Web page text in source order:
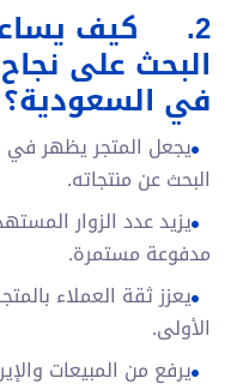
2. كيف
البحث على نجاح
في السعودية؟
يجعل المتجر يظهر
البحث عن منتجاته.
يزيد عدد الزوار
مدفوعة مستمرة.
يعزز ثقة العملاء
الأولى.
يرفع من المبيعات